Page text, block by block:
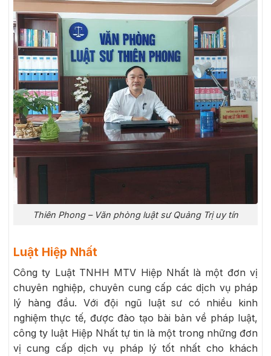
Thiên Phong – Văn phòng luật sư Quảng Trị uy tín
Luật Hiệp Nhất
Công ty Luật TNHH MTV Hiệp Nhất là một đơn vị
chuyên nghiệp, chuyên cung cấp các dịch vụ pháp
lý hàng đầu. Với đội ngũ luật sư có nhiều kinh
nghiệm thực tế, được đào tạo bài bản về pháp luật,
công ty luật Hiệp Nhất tự tin là một trong những đơn
vị cung cấp dịch vụ pháp lý tốt nhất cho khách